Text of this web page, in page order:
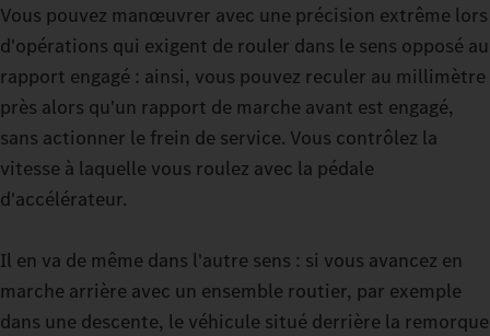
de précision. Que ce soit à vide ou avec une charge élevée sur
un terrain exigeant : réglez votre Actros L jusqu'à 500 t pendant
la conduite exactement sur le mode requis par votre trajet
actuel. Avec ECO, HEAVY ou MANUAL, vous disposez de trois
options. Vous pouvez effectuer des manœuvres délicates grâce
à l'embrayage hydraulique en mode manœuvre : la propulsion
constante vous permet de manœuvrer même avec des charges
démarrage.
Vous pouvez manœuvrer avec une précision extrême lors
d'opérations qui exigent de rouler dans le sens opposé au
rapport engagé : ainsi, vous pouvez reculer au millimètre
près alors qu'un rapport de marche avant est engagé,
sans actionner le frein de service. Vous contrôlez la
vitesse à laquelle vous roulez avec la pédale
d'accélérateur.
Il en va de même dans l'autre sens : si vous avancez en
marche arrière avec un ensemble routier, par exemple
dans une descente, le véhicule situé derrière la remorque